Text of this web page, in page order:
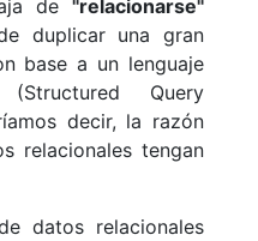
de "relacionarse"
duplicar una gran
base a un lenguaje
Query
decir, la razón
relacionales tengan
datos relacionales